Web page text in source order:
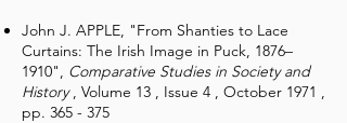
John J. APPLE, "From Shanties to Lace
Curtains: The Irish Image in Puck, 1876–
1910", Comparative Studies in Society and
History, Volume 13 , Issue 4 , October 1971 ,
pp. 365 - 375